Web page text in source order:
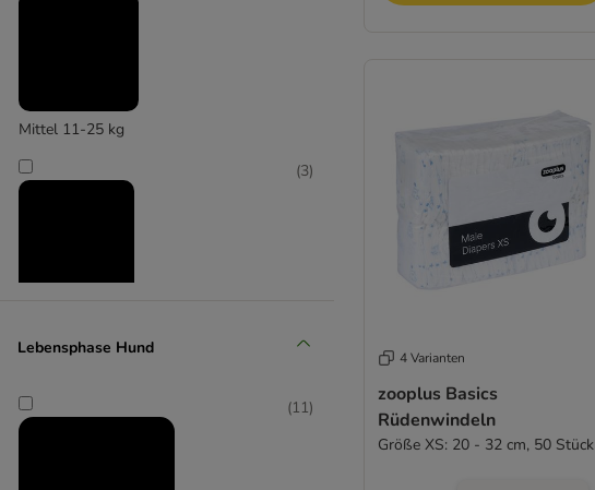
Mittel 11-25 kg
(3)
Lebensphase Hund
(11)
4 Varianten
zooplus Basics
Rüdenwindeln
Größe XS: 20 - 32 cm, 50 Stück